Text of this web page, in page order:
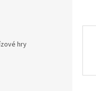
hry